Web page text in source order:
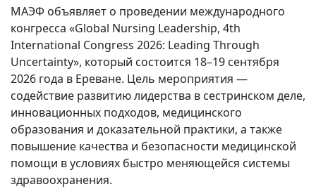
МАЭФ объявляет о проведении международного
конгресса «Global Nursing Leadership, 4th
International Congress 2026: Leading Through
Uncertainty», который состоится 18–19 сентября
2026 года в Ереване. Цель мероприятия —
содействие развитию лидерства в сестринском деле,
инновационных подходов, медицинского
образования и доказательной практики, а также
повышение качества и безопасности медицинской
помощи в условиях быстро меняющейся системы
здравоохранения.